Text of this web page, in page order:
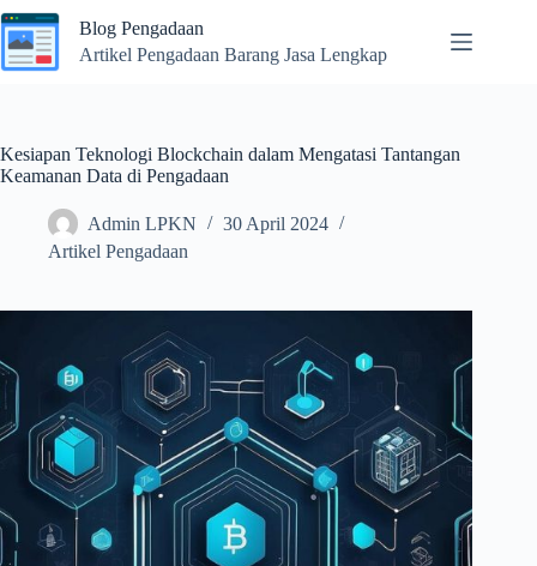
Skip
to
content
Blog Pengadaan
Artikel Pengadaan Barang Jasa Lengkap
Kesiapan Teknologi Blockchain dalam Mengatasi Tantangan
Keamanan Data di Pengadaan
Admin LPKN
30 April 2024
Artikel Pengadaan